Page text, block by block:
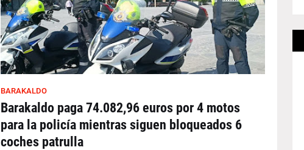
BARAKALDO
Barakaldo paga 74.082,96 euros por 4 motos
para la policía mientras siguen bloqueados 6
coches patrulla